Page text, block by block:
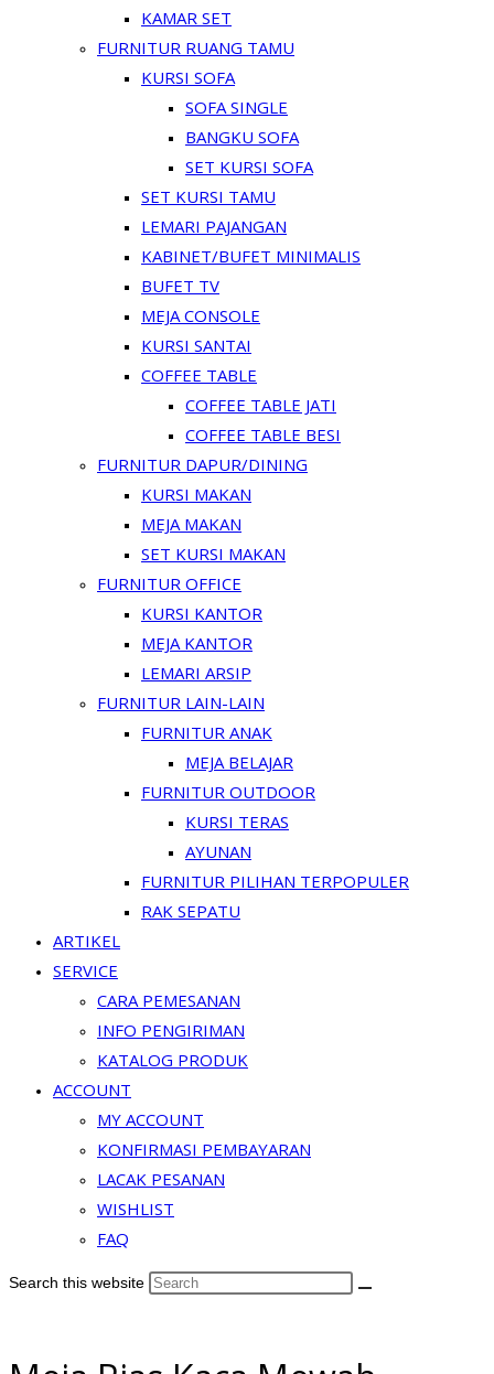
KAMAR SET
FURNITUR RUANG TAMU
KURSI SOFA
SOFA SINGLE
BANGKU SOFA
SET KURSI SOFA
SET KURSI TAMU
LEMARI PAJANGAN
KABINET/BUFET MINIMALIS
BUFET TV
MEJA CONSOLE
KURSI SANTAI
COFFEE TABLE
COFFEE TABLE JATI
COFFEE TABLE BESI
FURNITUR DAPUR/DINING
KURSI MAKAN
MEJA MAKAN
SET KURSI MAKAN
FURNITUR OFFICE
KURSI KANTOR
MEJA KANTOR
LEMARI ARSIP
FURNITUR LAIN-LAIN
FURNITUR ANAK
MEJA BELAJAR
FURNITUR OUTDOOR
KURSI TERAS
AYUNAN
FURNITUR PILIHAN TERPOPULER
RAK SEPATU
ARTIKEL
SERVICE
CARA PEMESANAN
INFO PENGIRIMAN
KATALOG PRODUK
ACCOUNT
MY ACCOUNT
KONFIRMASI PEMBAYARAN
LACAK PESANAN
WISHLIST
FAQ
Search this website